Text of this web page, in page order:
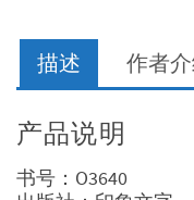
14
各
生
描述 作者
产品说明
书号：O3640